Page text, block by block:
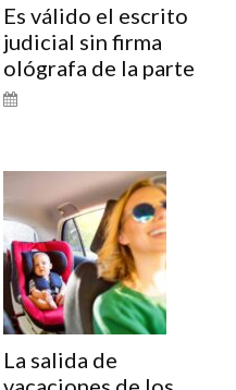
Es válido el escrito
judicial sin firma
ológrafa de la parte
La salida de